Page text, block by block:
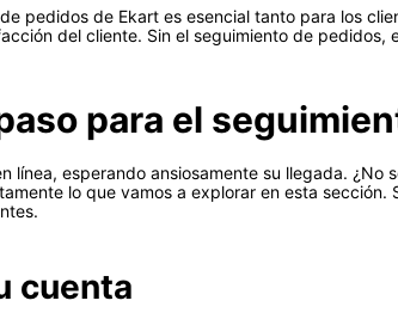
pedidos de Ekart es esencial tanto para los
del cliente. Sin el seguimiento de
para el
línea, esperando ansiosamente su llegada.
lo que vamos a explorar en esta
cuenta